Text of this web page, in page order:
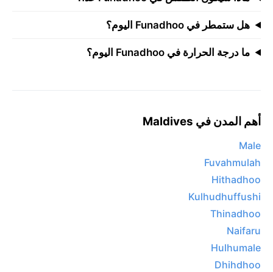
هل ستمطر في Funadhoo اليوم؟
ما درجة الحرارة في Funadhoo اليوم؟
أهم المدن في Maldives
Male
Fuvahmulah
Hithadhoo
Kulhudhuffushi
Thinadhoo
Naifaru
Hulhumale
Dhihdhoo